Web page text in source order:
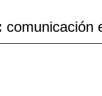
comunicación